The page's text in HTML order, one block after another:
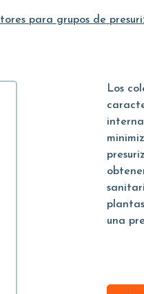
para grupos de
Los
una